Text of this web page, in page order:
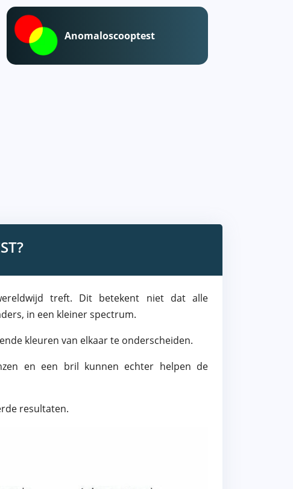
Anomaloscooptest
treft. Dit betekent niet dat alle
in een kleiner spectrum.
kleuren van elkaar te onderscheiden.
en een bril kunnen echter helpen de
resultaten.